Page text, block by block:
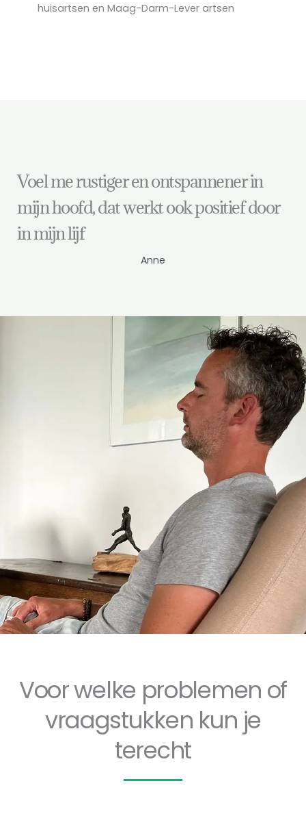
huisartsen en Maag-Darm-Lever artsen
Voel me rustiger en ontspannener in
mijn hoofd, dat werkt ook positief door
in mijn lijf
Anne
Voor welke problemen of
vraagstukken kun je
terecht